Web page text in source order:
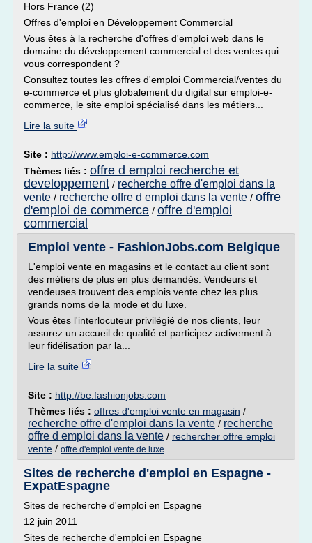
Hors France (2)
Offres d'emploi en Développement Commercial
Vous êtes à la recherche d'offres d'emploi web dans le
domaine du développement commercial et des ventes qui
vous correspondent ?
Consultez toutes les offres d'emploi Commercial/ventes du
e-commerce et plus globalement du digital sur emploi-e-
commerce, le site emploi spécialisé dans les métiers...
Lire la suite
Site : http://www.emploi-e-commerce.com
Thèmes liés : offre d emploi recherche et
developpement / recherche offre d'emploi dans la
vente / recherche offre d emploi dans la vente / offre
d'emploi de commerce / offre d'emploi
commercial
Emploi vente - FashionJobs.com Belgique
L'emploi vente en magasins et le contact au client sont
des métiers de plus en plus demandés. Vendeurs et
vendeuses trouvent des emplois vente chez les plus
grands noms de la mode et du luxe.
Vous êtes l'interlocuteur privilégié de nos clients, leur
assurez un accueil de qualité et participez activement à
leur fidélisation par la...
Lire la suite
Site : http://be.fashionjobs.com
Thèmes liés : offres d'emploi vente en magasin /
recherche offre d'emploi dans la vente / recherche
offre d emploi dans la vente / rechercher offre emploi
vente / offre d'emploi vente de luxe
Sites de recherche d'emploi en Espagne -
ExpatEspagne
Sites de recherche d'emploi en Espagne
12 juin 2011
Sites de recherche d'emploi en Espagne